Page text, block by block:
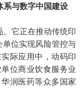
系与数字中国建设
它正在推动传统印
单位实现风险管控与
际应用中，动码印
位商业饮食服务业
润医药等众多国家